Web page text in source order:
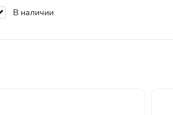
В наличии